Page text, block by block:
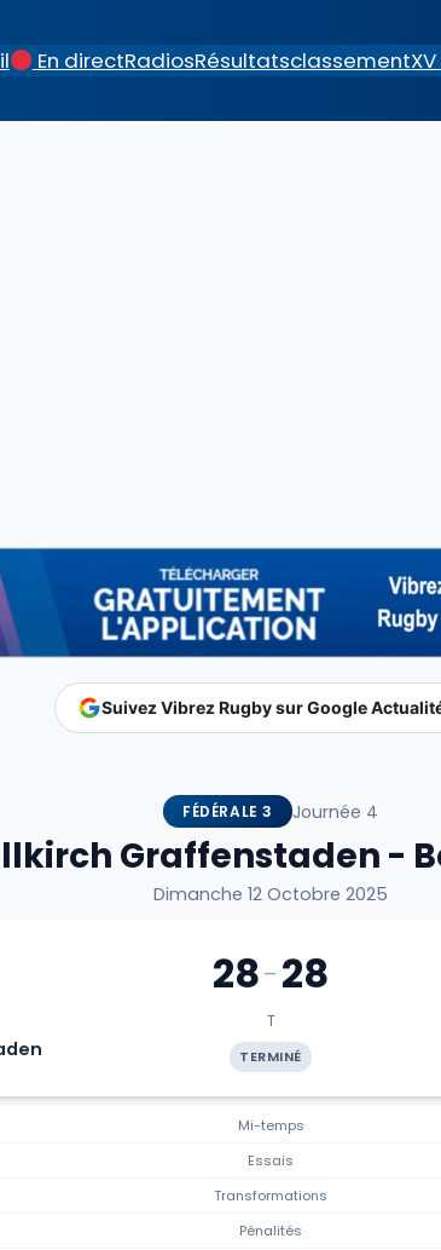
En directRadiosRésultatsclassement
Suivez Vibrez Rugby sur Google
FÉDÉRALE 3 Journée 4
Graffenstaden -
Dimanche 12 Octobre 2025
28-28
T
TERMINÉ
Mi-temps
Essais
Transformations
Pénalités